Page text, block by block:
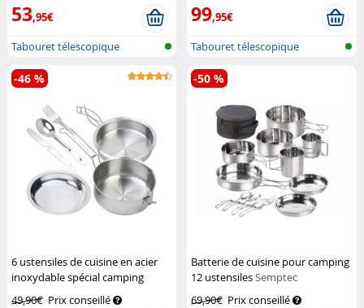
53,95€
Tabouret télescopique
portable
99,95€
Tabouret télescopique
portable
6 ustensiles de cuisine en acier
inoxydable spécial camping
49,90€ Prix conseillé
-46 %
Batterie de cuisine pour camping
12 ustensilesSemptec
69,90€ Prix conseillé
-50 %